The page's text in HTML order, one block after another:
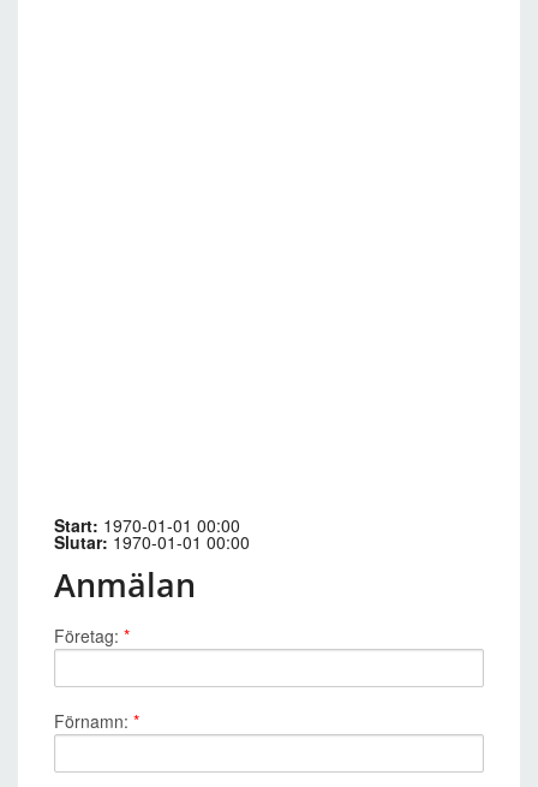
Start: 1970-01-01 00:00
Slutar: 1970-01-01 00:00
Anmälan
Företag: *
Förnamn: *